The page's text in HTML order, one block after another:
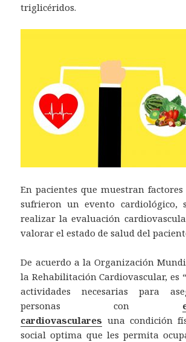
triglicéridos.
En pacientes que muestran
sufrieron un evento cardiológico,
realizar la evaluación
valorar el estado de salud del
De acuerdo a la Organización
la Rehabilitación Cardiovascular, es
actividades necesarias para
personas con
cardiovasculares una condición
social optima que les permita